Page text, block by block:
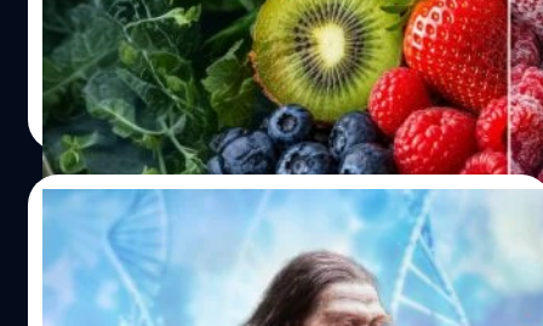
เป็นเวลาเพียงเสี้ยววินาที…
ทางสู่การปฏิรูประบบโลจิสติกส์สาธารณสุขไทยทั่วประเทศ
ทำไมต้องเริ่มที่ อำเภอปัว จังหวัดน่าน อุปสรรคทางภูมิศาสตร์
ที่เทคโนโลยีต้องเอาชนะ อำเภอปัว จังหวัดน่าน ได้รับเลือกให้
เป็นพื้นที่คิกออฟปฏิบัติการจริงครั้งแรก เนื่องจากสภาพ
ภูมิประเทศมีความท้าทายสูงมาก รายล้อมด้วยภูเขาสูงชัน เส้น
ทางสัญจรทางบกคดเคี้ยวเลาะตามไหล่เขาและหน้าผา ยิ่งใน
ช่วงฤดูมรสุม พื้นที่แห่งนี้จะมีความเสี่ยงสูงจากดินสไลด์ น้ำป่า
ไหลหลาก หรือฝนตกหนักจนทำให้ถนนหนทางภาคพื้นดินถูก
ตัดขาดอย่างสมบูรณ์ การนำส่งยา เวชภัณฑ์ หรือแม้แต่การส่ง
สิ่งส่งตรวจทางห้องปฏิบัติการ…
เหลือทิ้งก็อาจเป็น Food Waste ได้ นั่นทำให้ใครหลาย ๆ คน
จึงเริ่มหันมามองทางเลือกอย่างผักผลไม้ 'แช่แข็ง' และ 'บรรจุ
กระป๋อง' ด้วยจุดเด่นที่ราคาถูกกว่าและเก็บรักษาได้นานกว่า
ของสด คำถามสำคัญคือ ทางเลือกเหล่านี้ดีต่อสุขภาพของเรา
จริงหรือ ? ลองมาเจาะลึกข้อเท็จจริงจากงานวิจัยกัน ของสด
vs ของเแช่แข็ง อย่างที่ทุกคนก็รู้กันดีว่าผักและผลไม้เป็นแหล่ง
รวมวิตามิน แร่ธาตุ และกากใยอาหารที่สำคัญ ช่วยบำรุงสุข
ภาพองค์รวม และลดความเสี่ยงของการเกิดโรคหัวใจรวมถึง
มะเร็งบางชนิด ข่าวดีก็คือ ผักผลไม้แช่แข็งและกระป๋องส่วน
ใหญ่ สามารถรักษาคุณค่าทางโภชนาการดั้งเดิมไว้ได้เป็น
อย่างดี เผลอ ๆ อาจมีคุณค่ามากกว่าผักผลไม้สดที่ถูกแช่ทิ้งไว้
อมลวรรณ ศรัทธานนท์| 24 days ago
Read More
17/07/2026
ถนัดซ้ายหรือขวาไม่ใช่เรื่องบังเอิญ ? ถอดรหัส
ลับการเลือกข้างเพื่อความอยู่รอดของสิ่งมี